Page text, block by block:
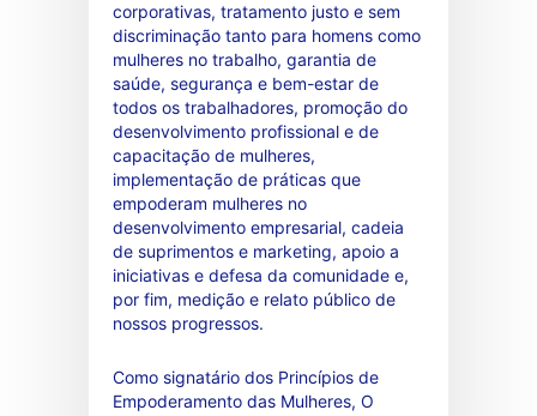
corporativas, tratamento justo e sem
discriminação tanto para homens como
mulheres no trabalho, garantia de
saúde, segurança e bem-estar de
todos os trabalhadores, promoção do
desenvolvimento profissional e de
capacitação de mulheres,
implementação de práticas que
empoderam mulheres no
desenvolvimento empresarial, cadeia
de suprimentos e marketing, apoio a
iniciativas e defesa da comunidade e,
por fim, medição e relato público de
nossos progressos.
Como signatário dos Princípios de
Empoderamento das Mulheres, O